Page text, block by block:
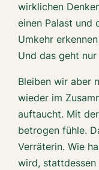
wirklichen
einen Palast und
Umkehr
Und das geht
Bleiben wir aber
wieder im
auftaucht. Mit
betrogen fühle.
Verräterin. Wie
wird, stattdessen